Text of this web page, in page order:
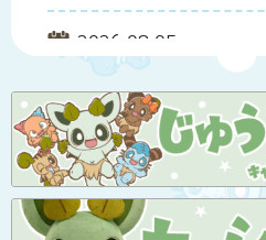
投稿日:
2026.08.05
浜辺で見られて思わずに
しまう水着姿のジェリーち
投稿日:
2026.08.03
いずれ出すカシカッシーの
ページをリニューアルして